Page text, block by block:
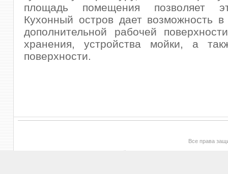
площадь помещения позволяет
Кухонный остров дает возможность в
дополнительной рабочей
хранения, устройства мойки, а
поверхности.
Все права